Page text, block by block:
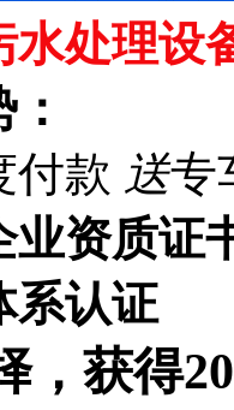
水处理设
付款 送专
业资质
系认证
，获得